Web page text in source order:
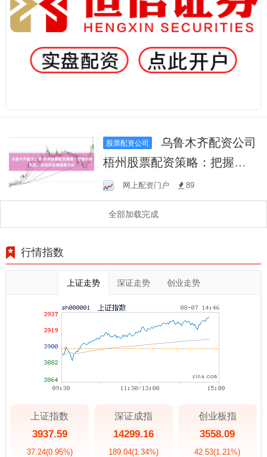
股票配资公司
乌鲁木齐配资公司
梧州股票配资策略：把握市
场机遇，实现资金增值最大
化
网上配资门户 89
全部加载完成
行情指数
上证走势 深证走势 创业走势
上证指数
3937.59
37.24(0.95%)
深证成指
14299.16
189.04(1.34%)
创业板指
3558.09
42.53(1.21%)